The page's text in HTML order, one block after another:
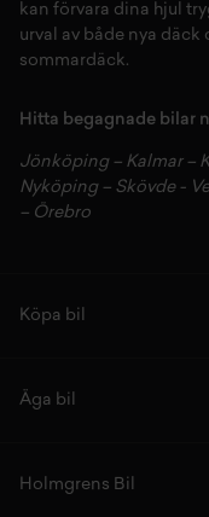
kan förvara dina hjul
urval av både nya däck
sommardäck.
Hitta begagnade bilar
Jönköping– Kalmar –
Nyköping– Skövde-
– Örebro
Köpa bil
Äga bil
Holmgrens Bil